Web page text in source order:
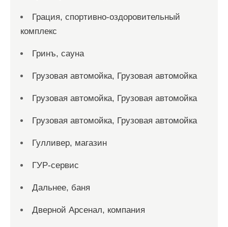
Грация, спортивно-оздоровительный
комплекс
Гринъ, сауна
Грузовая автомойка, Грузовая автомойка
Грузовая автомойка, Грузовая автомойка
Грузовая автомойка, Грузовая автомойка
Гулливер, магазин
ГУР-сервис
Дальнее, баня
Дверной Арсенал, компания